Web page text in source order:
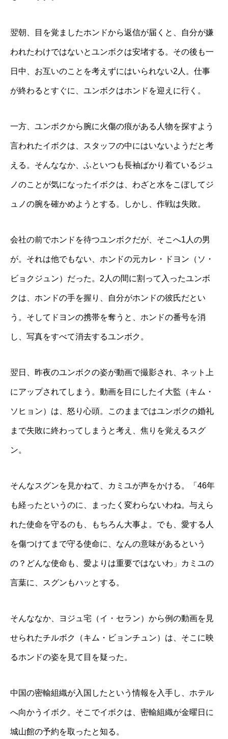
翌朝、目を覚ましたホンドから返信が届くと、自分が嫌
われたわけではないとユンボクは安堵する。その後も一
日中、お互いのことを考えずにはいられない2人。仕事
が終わるとすぐに、ユンボクはホンドを迎えに行く。
一方、ユンボクから腕に火傷の痕がある人物を探すよう
言われたイボクは、スタッフの中にはいないようだと考
える。そんななか、ふといつも長袖ばかり着ているジュ
ノのことが気になったイボクは、わざと水をこぼしてジ
ュノの腕を確かめようとする。しかし、作戦は失敗。
会社の前でホンドを待つユンボクだが、そこへ1人の男
が。それは他でもない、ホンドの元カレ・ドヨン（ソ・
ビョクジュン）だった。2人の間に割って入ったユンボ
クは、ホンドの手を握り、自分がホンドの彼氏だとい
う。そしてドヨンの携帯を奪うと、ホンドの番号を消
し、写真をすべて消去するユンボク。
翌日、昨夜のユンボクの姿が動画で撮影され、ネット上
にアップされてしまう。動画を目にしたイ大監（キム・
ソヒョン）は、怒り心頭。このままではユンボクの婚礼
まで失敗に終わってしまうと考え、焦りを覚えるスグ
ン。
そんなスグンを見かねて、カミユが声をかける。「46年
も経ったというのに、まったく変わらないわね。与えら
れた使命を守るのも、もちろん大事よ。でも、愛する人
を傷つけてまで守る使命に、なんの意味があるという
の？どんな使命も、愛よりは重要ではないわ」カミユの
言葉に、スグンもハッとする。
そんななか、ヨジュ宅（イ・セラン）から例の動画を見
せられたチルボク（キム・ビョンチュン）は、そこに映
るホンドの姿を見て目を疑った。
中国の密輸組織が入国したという情報を入手し、ホテル
へ向かうイボク。そこでイボクは、密輸組織が金曜日に
城山館の予約を取ったと知る。